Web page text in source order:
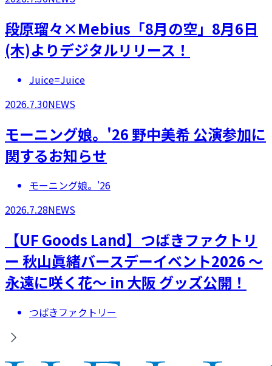
段原瑠々×Mebius「8月の空」8月6日
(木)よりデジタルリリース！
Juice=Juice
2026.7.30NEWS
モーニング娘。'26 野中美希 公演参加に
関するお知らせ
モーニング娘。'26
2026.7.28NEWS
【UF Goods Land】つばきファクトリ
ー 秋山眞緒バースデーイベント2026 ～
永遠に咲く花～ in 大阪 グッズ公開！
つばきファクトリー